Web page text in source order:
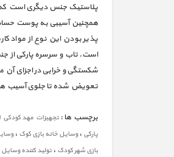
پلاستیک جنس دیگری است که
همچنین آسیبی به پوست حساس
پذیر بودن این نوع از مواد
است. تاب و سرسره پارکی از
شکستگی و خرابی در اجزای
تعویض شده تا جلوی آسیب های
برچسب ها : تجهيزات مهد كودكي
پارکی ،وسایل خانه بازی کوک ،
بازی شهر کودک ، تولید کننده